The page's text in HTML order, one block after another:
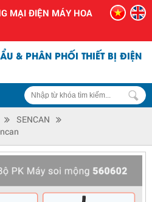
MẠI ĐIỆN MÁY HOA
& PHÂN PHỐI THIẾT BỊ ĐIỆN
SENCAN